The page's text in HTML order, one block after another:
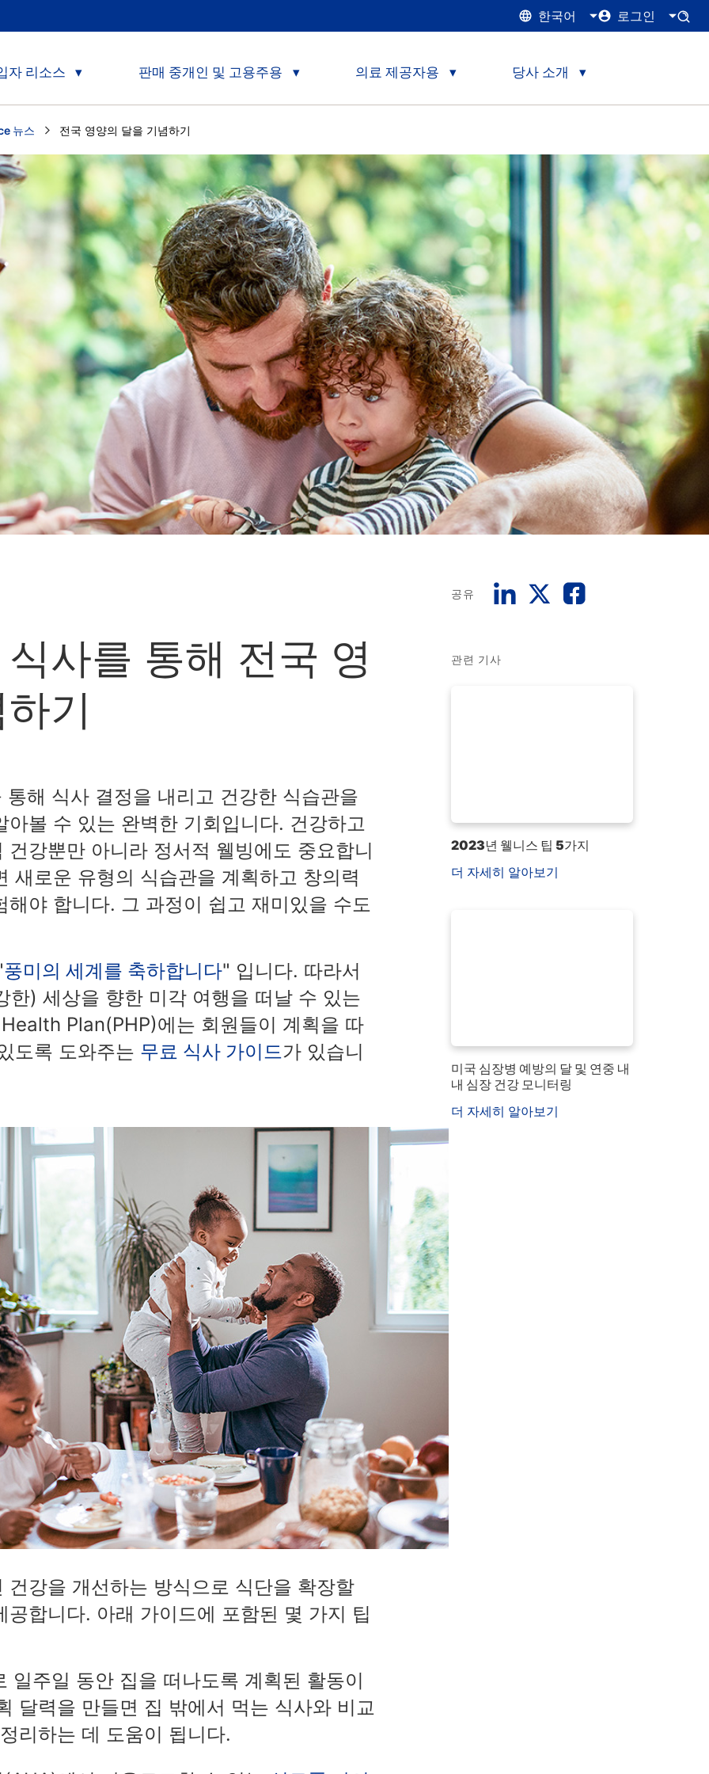
한국어 로그인
자 리소스 판매 중개인 및 고용주용 의료 제공자용 당사 소개
뉴스 Current:
전국 영양의 달을 기념하기
사를 통해 전국 영
기
해 식사 결정을 내리고 건강한 식습관을
볼 수 있는 완벽한 기회입니다. 건강하고
강뿐만 아니라 정서적 웰빙에도 중요합니
새로운 유형의 식습관을 계획하고 창의력
야 합니다. 그 과정이 쉽고 재미있을 수도
풍미의 세계를 축하합니다" 입니다. 따라서
한) 세상을 향한 미각 여행을 떠날 수 있는
Plan(PHP)에는 회원들이 계획을 따
도록 도와주는 무료 식사 가이드가 있습니
강을 개선하는 방식으로 식단을 확장할
합니다. 아래 가이드에 포함된 몇 가지 팁
일주일 동안 집을 떠나도록 계획된 활동이
달력을 만들면 집 밖에서 먹는 식사와 비교
리하는 데 도움이 됩니다.
공유
관련 기사
2023년 웰니스 팁 5가지
더 자세히 알아보기
미국 심장병 예방의 달 및 연중 내
내 심장 건강 모니터링
더 자세히 알아보기